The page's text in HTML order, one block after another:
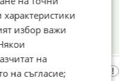
После си взимам
избор важи
на
на съгласие;